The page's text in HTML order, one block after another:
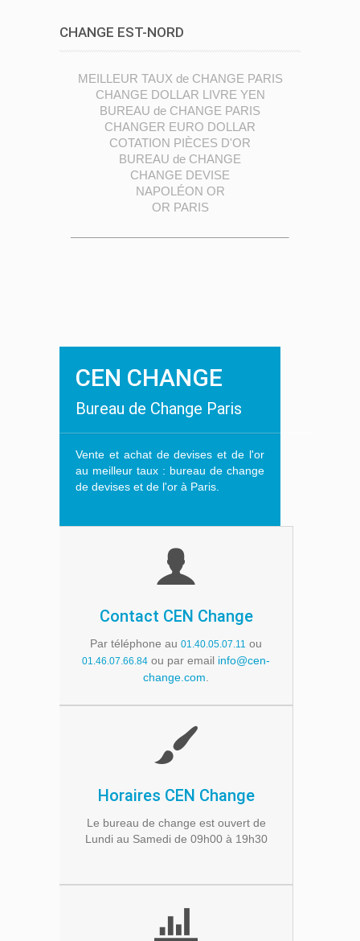
CHANGE EST-NORD
MEILLEUR TAUX de CHANGE PARIS
CHANGE DOLLAR LIVRE YEN
BUREAU de CHANGE PARIS
CHANGER EURO DOLLAR
COTATION PIÈCES D'OR
BUREAU de CHANGE
CHANGE DEVISE
NAPOLÉON OR
OR PARIS
CEN CHANGE
Bureau de Change Paris
Vente et achat de devises et de l'or
au meilleur taux : bureau de change
de devises et de l'or à Paris.
Contact CEN Change
Par téléphone au 01.40.05.07.11 ou
01.46.07.66.84 ou par email info@cen-
change.com.
Horaires CEN Change
Le bureau de change est ouvert de
Lundi au Samedi de 09h00 à 19h30